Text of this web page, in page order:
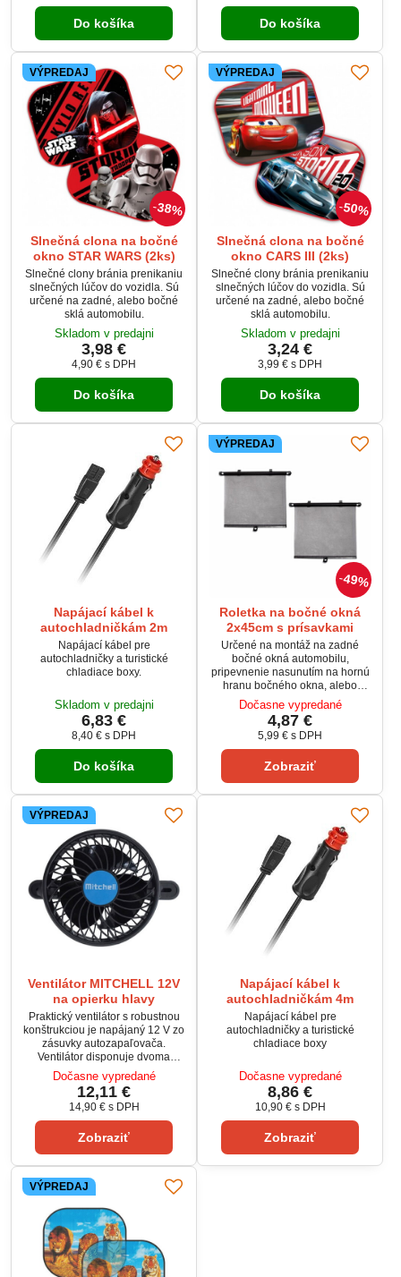
Do košíka Do košíka
38%
VÝPREDAJ
Slnečná clona na bočné
okno STAR WARS (2ks)
Slnečné clony bránia prenikaniu
slnečných lúčov do vozidla. Sú
určené na zadné, alebo bočné
sklá automobilu.
Skladom v predajni
3,98 €
4,90 € s DPH
Do košíka
50%
VÝPREDAJ
Slnečná clona na bočné
okno CARS III (2ks)
Slnečné clony bránia prenikaniu
slnečných lúčov do vozidla. Sú
určené na zadné, alebo bočné
sklá automobilu.
Skladom v predajni
3,24 €
3,99 € s DPH
Do košíka
Napájací kábel k
autochladničkám 2m
Napájací kábel pre
autochladničky a turistické
chladiace boxy.
Skladom v predajni
6,83 €
8,40 € s DPH
Do košíka
49%
VÝPREDAJ
Roletka na bočné okná
2x45cm s prísavkami
Určené na montáž na zadné
bočné okná automobilu,
pripevnenie nasunutím na hornú
hranu bočného okna, alebo
priloženými prísavkami. Roletku
možno vo vysunutej polohe
fixovať zaháknutím za prísavku a
použitím aretácie. Spôsob
perforácie materiálu zaisťuje
absorpciu cca 70% slnečných
Dočasne vypredané
4,87 €
5,99 € s DPH
Zobraziť
VÝPREDAJ
Ventilátor MITCHELL 12V
na opierku hlavy
Praktický ventilátor s robustnou
konštrukciou je napájaný 12 V zo
zásuvky autozapaľovača.
Ventilátor disponuje dvoma
rýchlosťami a vďaka guľovému
kĺbu je ľahké vetrák natočiť
prakticky akýmkoľvek smerom.
Dočasne vypredané
12,11 €
14,90 € s DPH
Zobraziť
Napájací kábel k
autochladničkám 4m
Napájací kábel pre
autochladničky a turistické
chladiace boxy
Dočasne vypredané
8,86 €
10,90 € s DPH
Zobraziť
VÝPREDAJ